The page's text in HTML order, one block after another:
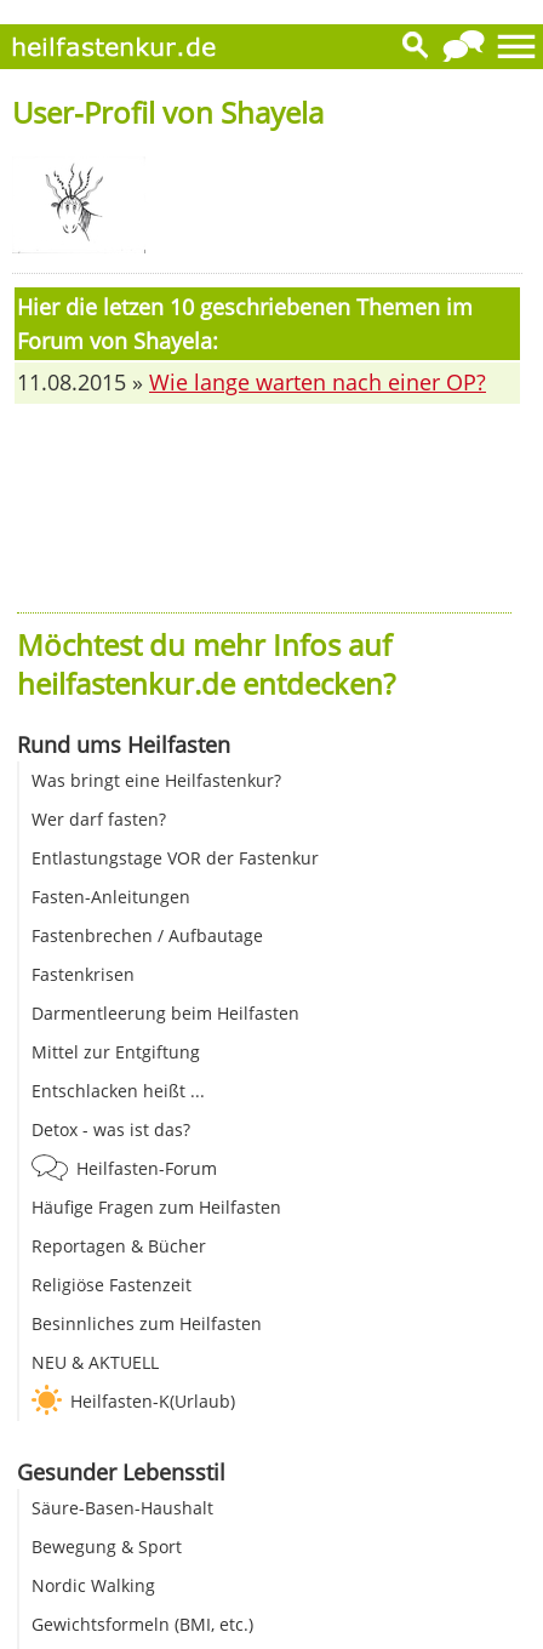
User-Profil von Shayela
Hier die letzen 10 geschriebenen Themen im
Forum von Shayela:
11.08.2015 » Wie lange warten nach einer OP?
Möchtest du mehr Infos auf
heilfastenkur.de entdecken?
Rund ums Heilfasten
Was bringt eine Heilfastenkur?
Wer darf fasten?
Entlastungstage VOR der Fastenkur
Fasten-Anleitungen
Fastenbrechen / Aufbautage
Fastenkrisen
Darmentleerung beim Heilfasten
Mittel zur Entgiftung
Entschlacken heißt ...
Detox - was ist das?
Heilfasten-Forum
Häufige Fragen zum Heilfasten
Reportagen & Bücher
Religiöse Fastenzeit
Besinnliches zum Heilfasten
NEU & AKTUELL
Heilfasten-K(Urlaub)
Gesunder Lebensstil
Säure-Basen-Haushalt
Bewegung & Sport
Nordic Walking
Gewichtsformeln (BMI, etc.)